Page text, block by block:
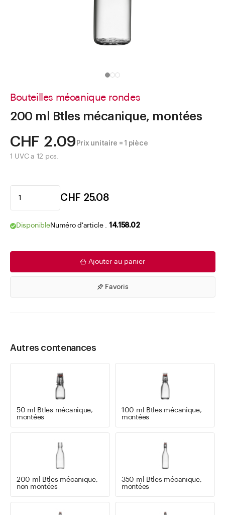
Bouteilles mécanique rondes
200 ml Btles mécanique, montées
CHF 2.09 Prix unitaire = 1 pièce
1 UVC a 12 pcs.
CHF 25.08
DisponibleNuméro d'article . 14.158.02
Ajouter au panier
Favoris
Autres contenances
50 ml Btles mécanique,
montées
100 ml Btles mécanique,
montées
200 ml Btles mécanique,
non montées
350 ml Btles mécanique,
montées